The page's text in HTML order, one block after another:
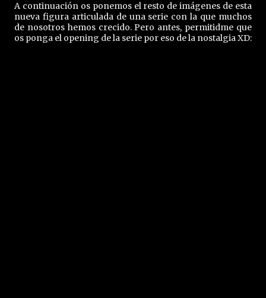
A continuación os ponemos el resto de imágenes de esta
nueva figura articulada de una serie con la que muchos
de nosotros hemos crecido. Pero antes, permitidme que
os ponga el opening de la serie por eso de la nostalgia XD: